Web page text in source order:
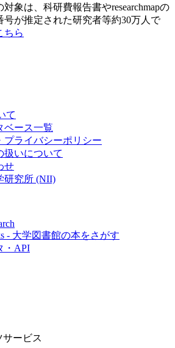
象は、科研費報告書やresearchmapの
が推定された研究者等約30万人で
ちら
て
ベース一覧
プライバシーポリシー
扱いについて
せ
研究所 (NII)
- 大学図書館の本をさがす
・API
ービス